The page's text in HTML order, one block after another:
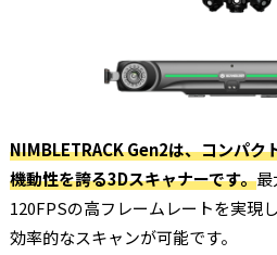
NIMBLETRACK Gen2は、コンパク
機動性を誇る3Dスキャナーです。最
120FPSの高フレームレートを実現
効率的なスキャンが可能です。